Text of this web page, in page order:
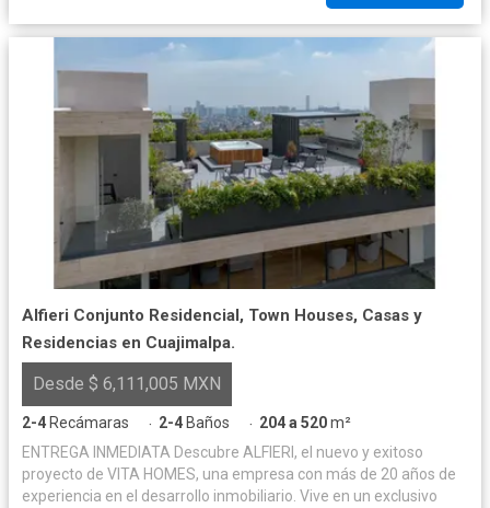
Alfieri Conjunto Residencial, Town Houses, Casas y
Residencias en Cuajimalpa.
Desde $ 6,111,005 MXN
2-4 Recámaras · 2-4 Baños · 204 a 520m²
ENTREGA INMEDIATA Descubre ALFIERI, el nuevo y exitoso
proyecto de VITA HOMES, una empresa con más de 20 años de
experiencia en el desarrollo inmobiliario. Vive en un exclusivo